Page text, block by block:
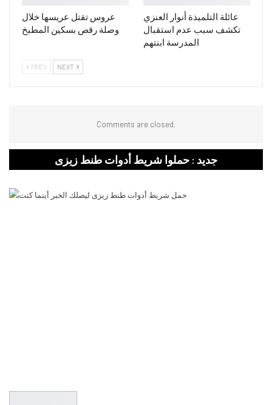
عروس تقتل عريسها خلال
وصلة رقص بسكين المطبخ
عائلة التلميذة أنوار العنزي
تكشف سبب عدم استقبال
المدرسة ابنتهم
PREV NEXT
Comments are closed.
جديد : حملوا شريط أدوات طنط زيزى